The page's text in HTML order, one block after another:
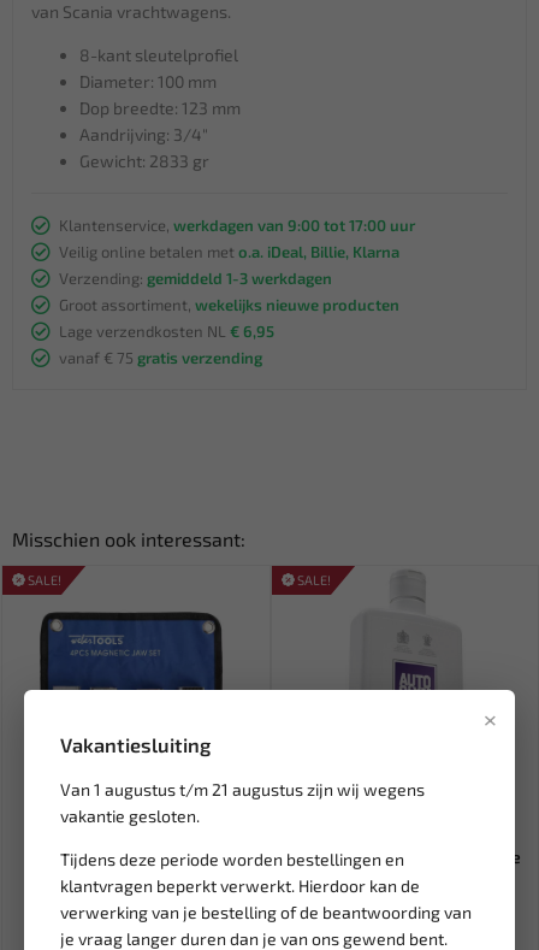
×
Vakantiesluiting
Van 1 augustus t/m 21 augustus zijn wij wegens
vakantie gesloten.
Tijdens deze periode worden bestellingen en
klantvragen beperkt verwerkt. Hierdoor kan de
verwerking van je bestelling of de beantwoording van
je vraag langer duren dan je van ons gewend bent.
van Scania vrachtwagens.
8-kant sleutelprofiel
Diameter: 100 mm
Dop breedte: 123 mm
Aandrijving: 3/4"
Gewicht: 2833 gr
Klantenservice, werkdagen van 9:00 tot 17:00 uur
Veilig online betalen met o.a. iDeal, Billie, Klarna
Verzending: gemiddeld 1-3 werkdagen
Groot assortiment, wekelijks nieuwe producten
Lage verzendkosten NL € 6,95
vanaf € 75 gratis verzending
Misschien ook interessant:
SALE!
Leverbaar
WEBER TOOLS
Beschermbekken-set voor
bankschroef 15...
35,64
41,93
SALE!
AUTOGLYM High Performance
Tyre Gel 500ml 102687
16,66
22,22